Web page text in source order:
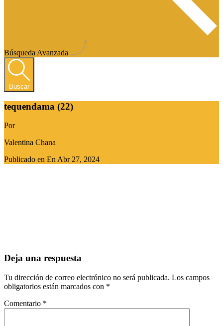
Búsqueda Avanzada
Buscar
tequendama (22)
Por
Valentina Chana
Publicado en En Abr 27, 2024
Deja una respuesta
Tu dirección de correo electrónico no será publicada. Los campos
obligatorios están marcados con *
Comentario *